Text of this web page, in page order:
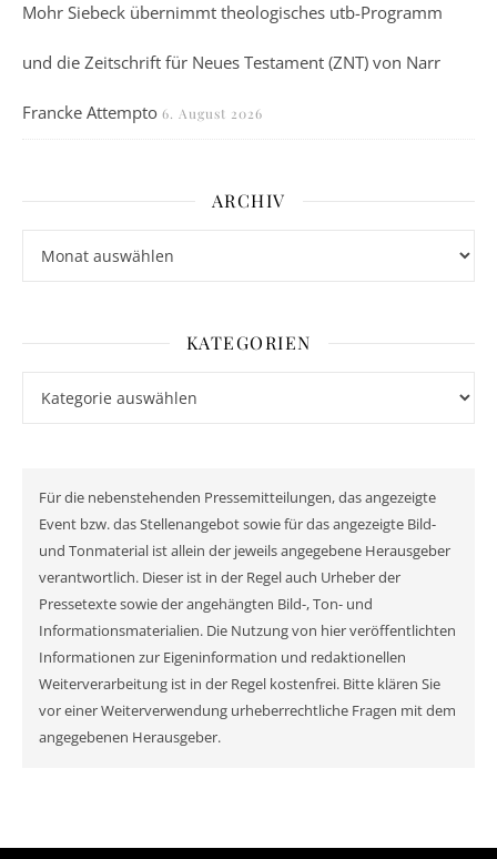
Mohr Siebeck übernimmt theologisches utb-Programm
und die Zeitschrift für Neues Testament (ZNT) von Narr
Francke Attempto 6. August 2026
ARCHIV
KATEGORIEN
Für die nebenstehenden Pressemitteilungen, das angezeigte
Event bzw. das Stellenangebot sowie für das angezeigte Bild-
und Tonmaterial ist allein der jeweils angegebene Herausgeber
verantwortlich. Dieser ist in der Regel auch Urheber der
Pressetexte sowie der angehängten Bild-, Ton- und
Informationsmaterialien. Die Nutzung von hier veröffentlichten
Informationen zur Eigeninformation und redaktionellen
Weiterverarbeitung ist in der Regel kostenfrei. Bitte klären Sie
vor einer Weiterverwendung urheberrechtliche Fragen mit dem
angegebenen Herausgeber.